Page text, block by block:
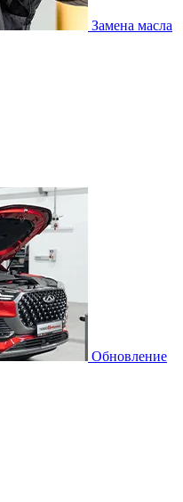
Замена масла
Обновление